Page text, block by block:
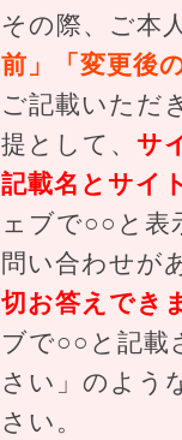
その際、ご本
前」「変更後
ご記載いただ
提として、 サ
記載名とサイ
ェブで○○と
問い合わせが
切お答えでき
ブで○○と記載
さい」のよう
さい。